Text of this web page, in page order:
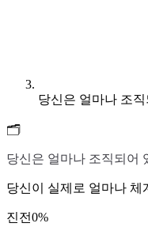
당신은 얼마나 조
🗂️
당신은 얼마나 조직되어
당신이 실제로 얼마나
진전0%